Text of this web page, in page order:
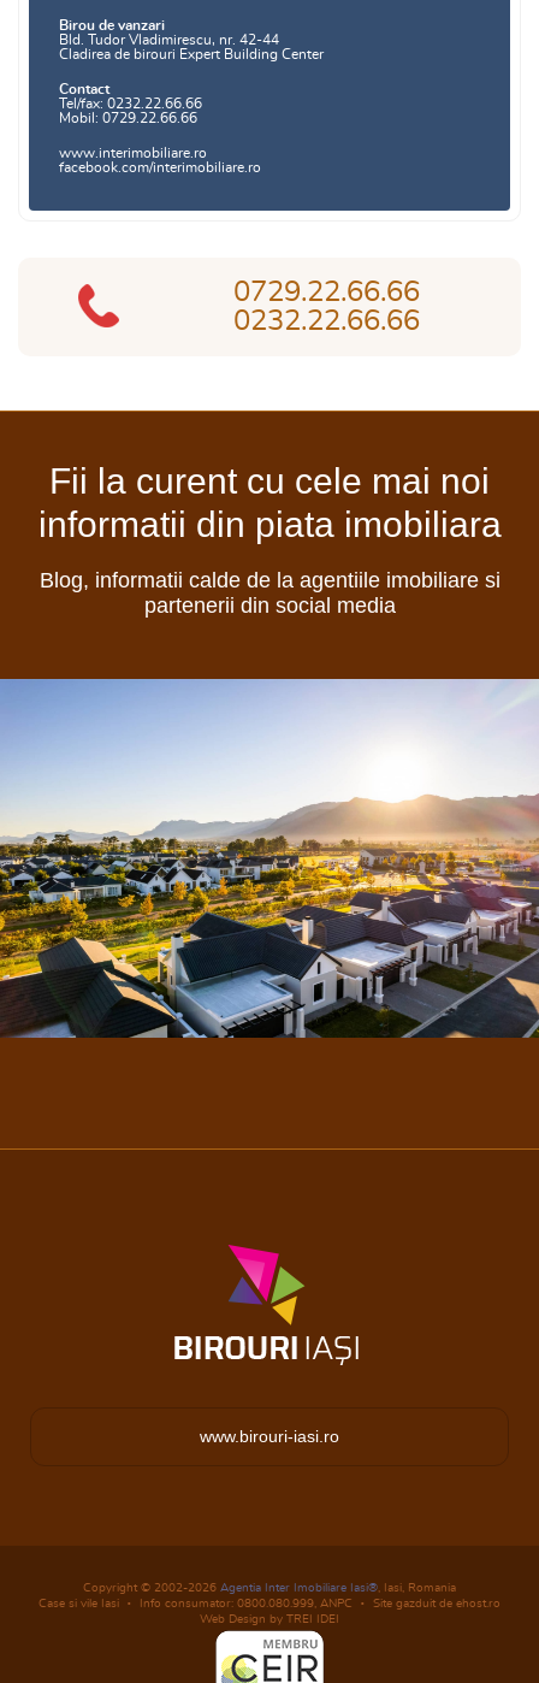
0729.22.66.66
0232.22.66.66
Birou de vanzari
Bld. Tudor Vladimirescu, nr. 42-44
Cladirea de birouri Expert Building Center
Contact
Tel/fax: 0232.22.66.66
Mobil: 0729.22.66.66
www.interimobiliare.ro
facebook.com/interimobiliare.ro
Fii la curent cu cele mai noi
informatii din piata imobiliara
Blog, informatii calde de la agentiile imobiliare si
partenerii din social media
www.birouri-iasi.ro
Copyright © 2002-2026 Agentia Inter Imobiliare Iasi®, Iasi, Romania
Case si vile Iasi
Info consumator: 0800.080.999, ANPC
Site gazduit de ehost.ro
Web Design by TREI IDEI